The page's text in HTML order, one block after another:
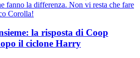
fanno la differenza. Non vi resta che fare
Corolla!
la risposta di Coop
il ciclone Harry